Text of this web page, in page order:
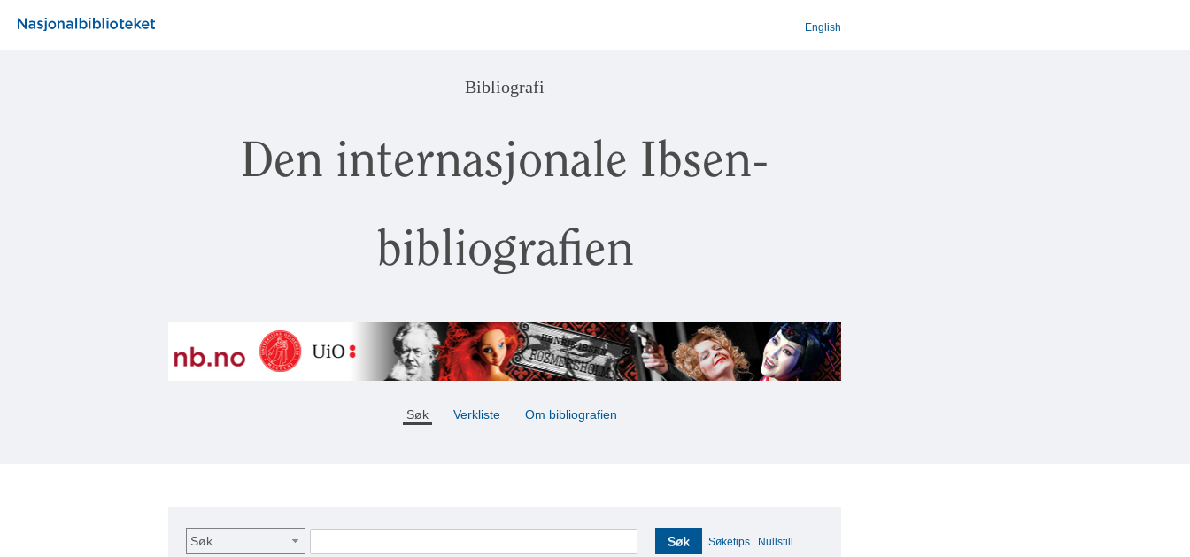
English
Bibliografi
Den internasjonale Ibsen-
bibliografien
Søk Verkliste Om bibliografien
Søk Søk Søketips Nullstill